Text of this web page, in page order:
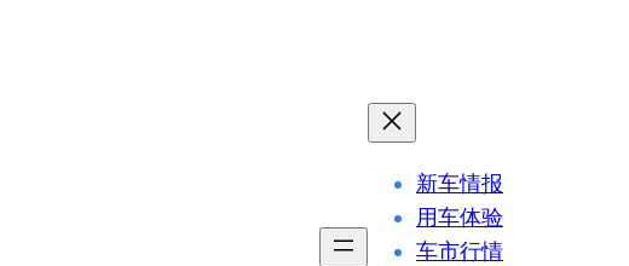
新车情报
用车体验
车市行情